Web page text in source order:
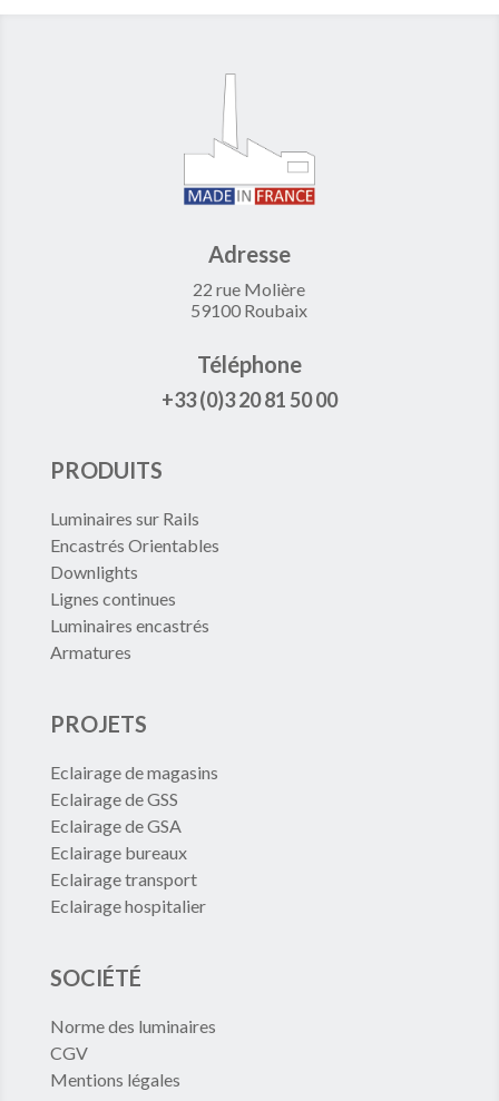
Adresse
22 rue Molière
59100 Roubaix
Téléphone
+33 (0)3 20 81 50 00
PRODUITS
Luminaires sur Rails
Encastrés Orientables
Downlights
Lignes continues
Luminaires encastrés
Armatures
PROJETS
Eclairage de magasins
Eclairage de GSS
Eclairage de GSA
Eclairage bureaux
Eclairage transport
Eclairage hospitalier
SOCIÉTÉ
Norme des luminaires
CGV
Mentions légales